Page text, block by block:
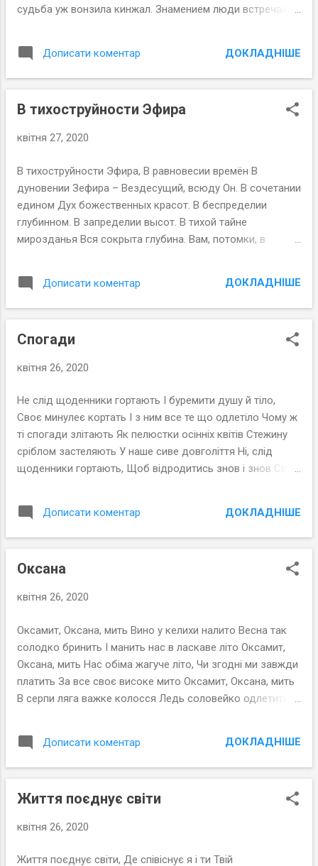
судьба уж вонзила кинжал. Знамением люди встречают
им встречу вселенский вокзал. 27 мая 2008
Дописати коментар ДОКЛАДНІШЕ
В тихоструйности Эфира
квітня 27, 2020
В тихоструйности Эфира, В равновесии времён В
дуновении Зефира – Вездесущий, всюду Он. В сочетании
едином Дух божественных красот. В беспределии
глубинном. В запределии высот. В тихой тайне
мирозданья Вся сокрыта глубина. Вам, потомки, в
Дописати коментар ДОКЛАДНІШЕ
Спогади
квітня 26, 2020
Не слід щоденники гортають І буремити душу й тіло,
Своє минулеє кортать І з ним все те що одлетіло Чому ж
ті спогади злітають Як пелюстки осінніх квітів Стежину
сріблом застеляють У наше сиве довголіття Ні, слід
щоденники гортають, Щоб відродитись знов і знов Своє
Дописати коментар ДОКЛАДНІШЕ
Оксана
квітня 26, 2020
Оксамит, Оксана, мить Вино у келихи налито Весна так
солодко бринить І манить нас в ласкаве літо Оксамит,
Оксана, мить Нас обіма жагуче літо, Чи згодні ми завжди
платить За все своє високе мито Оксамит, Оксана, мить
В серпи ляга важке колосся Ледь соловейко одлетить І
весну і досі Зима снігами мерехтить І заплітає срібло в
коси Оксамит, осанна, мить. Білоконівка, 14 жовтня 2009
року
Дописати коментар ДОКЛАДНІШЕ
Життя поєднує світи
квітня 26, 2020
Життя поєднує світи, Де співіснує я і ти Твій